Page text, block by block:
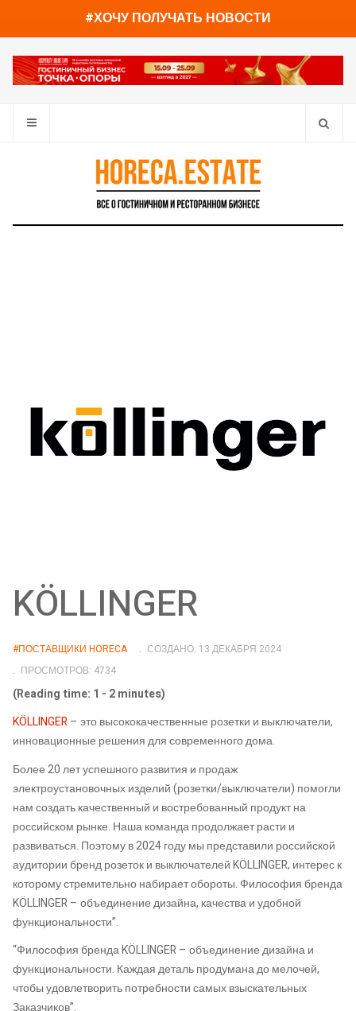
#ХОЧУ ПОЛУЧАТЬ НОВОСТИ
KÖLLINGER
#ПОСТАВЩИКИ HORECA
СОЗДАНО: 13 ДЕКАБРЯ 2024
ПРОСМОТРОВ: 4734
(Reading time: 1 - 2 minutes)
KÖLLINGER– это высококачественные розетки и выключатели,
инновационные решения для современного дома.
Более 20 лет успешного развития и продаж
электроустановочных изделий (розетки/выключатели) помогли
нам создать качественный и востребованный продукт на
российском рынке. Наша команда продолжает расти и
развиваться. Поэтому в 2024 году мы представили российской
аудитории бренд розеток и выключателей KÖLLINGER, интерес к
которому стремительно набирает обороты. Философия бренда
KÖLLINGER – объединение дизайна, качества и удобной
функциональности”.
“Философия бренда KÖLLINGER – объединение дизайна и
функциональности. Каждая деталь продумана до мелочей,
чтобы удовлетворить потребности самых взыскательных